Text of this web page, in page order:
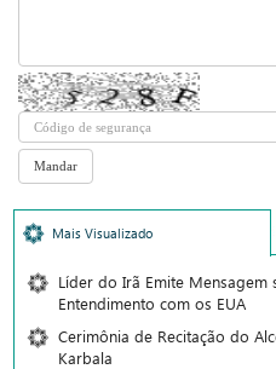
Mais Visualizado
Líder do Irã Emite
Entendimento com os EUA
Cerimônia de Recitação do
Karbala